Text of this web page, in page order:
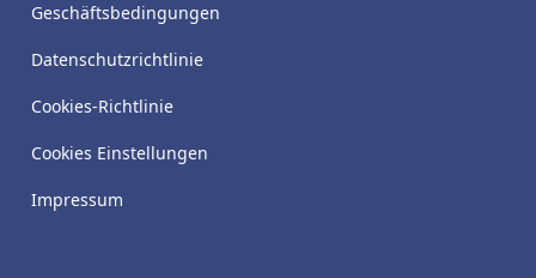
Geschäftsbedingungen
Datenschutzrichtlinie
Cookies-Richtlinie
Cookies Einstellungen
Impressum